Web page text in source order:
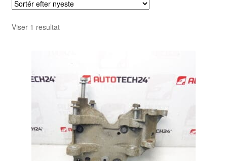
Klageprocedure
Min Konto
Viser 1 resultat